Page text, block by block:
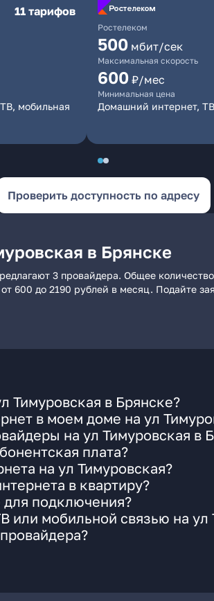
11 тарифов
мобильная
Ростелеком
500 мбит/сек
Максимальная скорость
600 ₽/мес
Минимальная цена
Домашний интернет, ТВ
Проверить доступность по адресу
в Брянске
3 провайдера. Общее
600 до 2190 рублей в месяц. Подайте
Тимуровская в Брянске?
в моем доме на ул
на ул Тимуровская в
плата?
на ул Тимуровская?
в квартиру?
для подключения?
или мобильной связью на ул